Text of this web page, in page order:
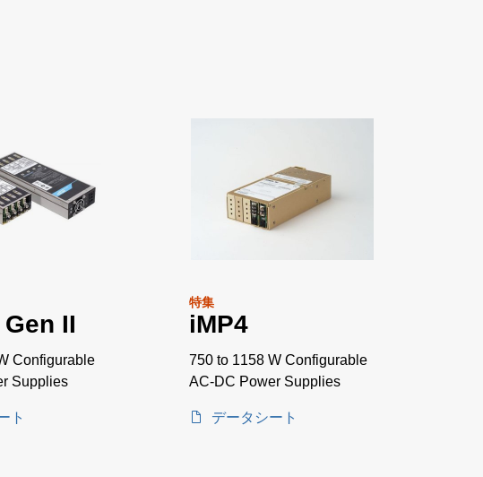
II
Configurable
Supplies
ト
特集
iMP4
750 to 1158 W Configurable
AC-DC Power Supplies
データシート